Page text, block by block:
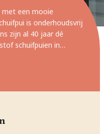
met een mooie
is onderhoudsvrij
zijn al 40 jaar dé
schuifpuien in
op het gebied van
en past bij uw